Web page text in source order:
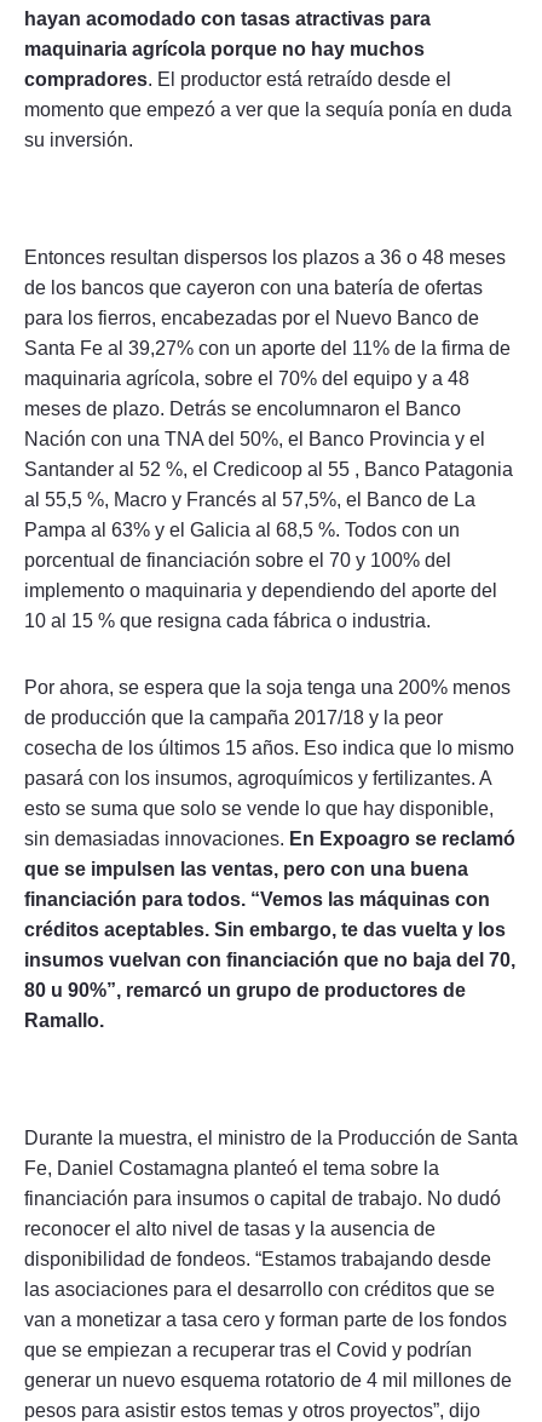
hayan acomodado con tasas atractivas para
maquinaria agrícola porque no hay muchos
compradores. El productor está retraído desde el
momento que empezó a ver que la sequía ponía en duda
su inversión.
Entonces resultan dispersos los plazos a 36 o 48 meses
de los bancos que cayeron con una batería de ofertas
para los fierros, encabezadas por el Nuevo Banco de
Santa Fe al 39,27% con un aporte del 11% de la firma de
maquinaria agrícola, sobre el 70% del equipo y a 48
meses de plazo. Detrás se encolumnaron el Banco
Nación con una TNA del 50%, el Banco Provincia y el
Santander al 52 %, el Credicoop al 55 , Banco Patagonia
al 55,5 %, Macro y Francés al 57,5%, el Banco de La
Pampa al 63% y el Galicia al 68,5 %. Todos con un
porcentual de financiación sobre el 70 y 100% del
implemento o maquinaria y dependiendo del aporte del
10 al 15 % que resigna cada fábrica o industria.
Por ahora, se espera que la soja tenga una 200% menos
de producción que la campaña 2017/18 y la peor
cosecha de los últimos 15 años. Eso indica que lo mismo
pasará con los insumos, agroquímicos y fertilizantes. A
esto se suma que solo se vende lo que hay disponible,
sin demasiadas innovaciones. En Expoagro se reclamó
que se impulsen las ventas, pero con una buena
financiación para todos. “Vemos las máquinas con
créditos aceptables. Sin embargo, te das vuelta y los
insumos vuelvan con financiación que no baja del 70,
80 u 90%”, remarcó un grupo de productores de
Ramallo.
Durante la muestra, el ministro de la Producción de Santa
Fe, Daniel Costamagna planteó el tema sobre la
financiación para insumos o capital de trabajo. No dudó
reconocer el alto nivel de tasas y la ausencia de
disponibilidad de fondeos. “Estamos trabajando desde
las asociaciones para el desarrollo con créditos que se
van a monetizar a tasa cero y forman parte de los fondos
que se empiezan a recuperar tras el Covid y podrían
generar un nuevo esquema rotatorio de 4 mil millones de
pesos para asistir estos temas y otros proyectos”, dijo